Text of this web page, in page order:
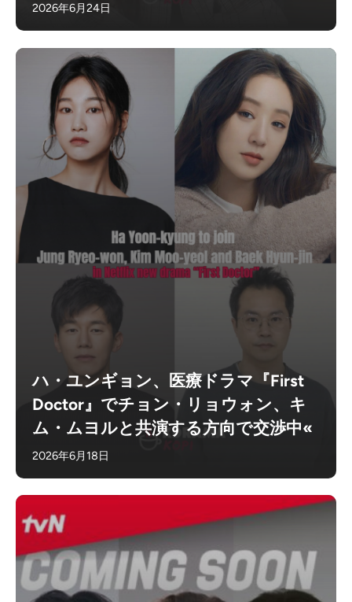
2026年6月24日
ハ・ユンギョン、医療ドラマ『First
Doctor』でチョン・リョウォン、キ
ム・ムヨルと共演する方向で交渉中«
2026年6月18日